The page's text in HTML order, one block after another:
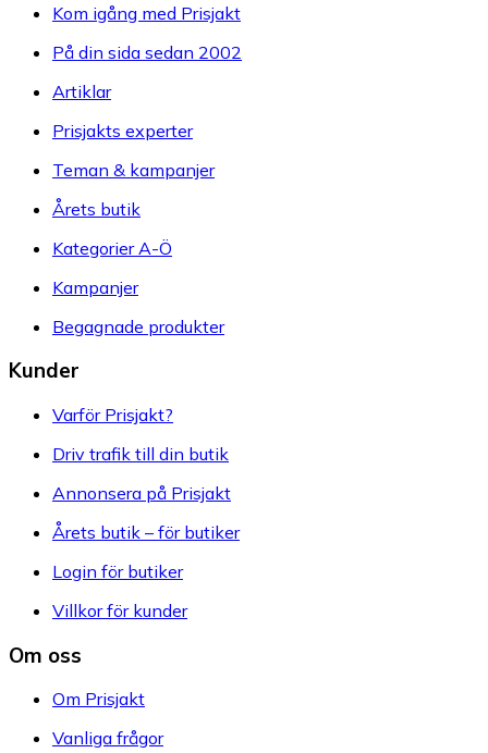
Kom igång med Prisjakt
På din sida sedan 2002
Artiklar
Prisjakts experter
Teman & kampanjer
Årets butik
Kategorier A-Ö
Kampanjer
Begagnade produkter
Kunder
Varför Prisjakt?
Driv trafik till din butik
Annonsera på Prisjakt
Årets butik – för butiker
Login för butiker
Villkor för kunder
Om oss
Om Prisjakt
Vanliga frågor